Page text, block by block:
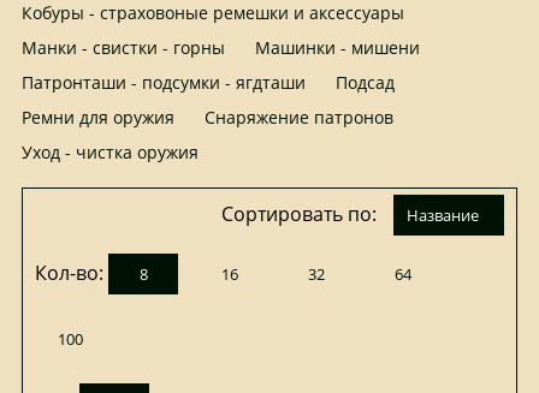
Кобуры - страховоные ремешки и аксессуары
Манки - свистки - горны
Машинки - мишени
Патронташи - подсумки - ягдташи
Подсад
Ремни для оружия
Снаряжение патронов
Уход - чистка оружия
Сортировать по: название
Кол-во: 8 16 32 64
100